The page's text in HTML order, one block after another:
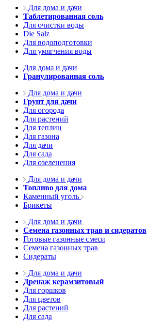
Для дома и дачи
Таблетированная соль
Для очистки воды
Die Salz
Для водоподготовки
Для умягчения воды
Для дома и дачи
Гранулированная соль
Для дома и дачи
Грунт для дачи
Для огорода
Для растений
Для теплиц
Для газона
Для дачи
Для сада
Для озеленения
Для дома и дачи
Топливо для дома
Каменный уголь
Брикеты
Для дома и дачи
Семена газонных трав и сидератов
Готовые газонные смеси
Семена газонных трав
Сидераты
Для дома и дачи
Дренаж керамзитовый
Для горшков
Для цветов
Для растений
Для сада